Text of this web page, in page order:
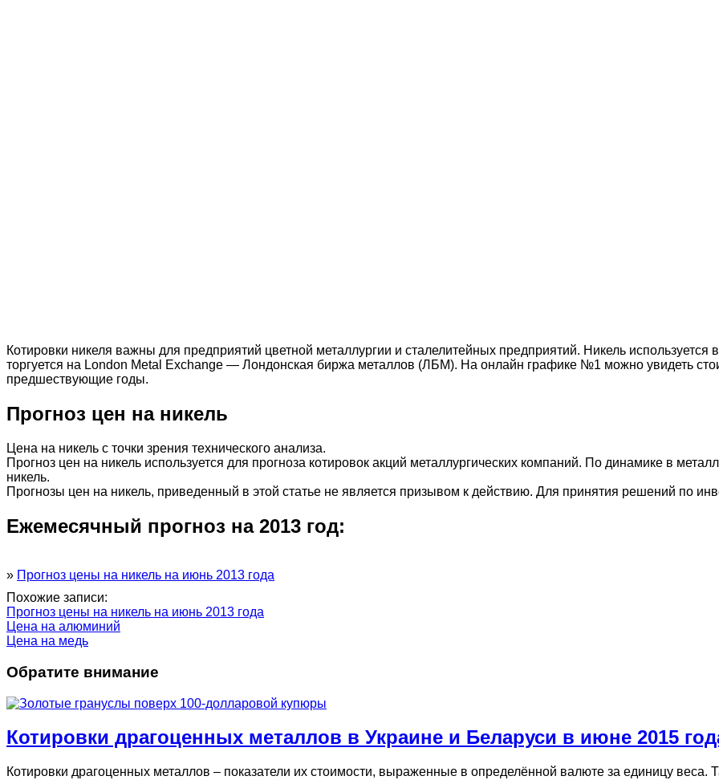
Котировки никеля важны для предприятий цветной металлургии и сталелитейных предприятий. Никель
торгуется на London Metal Exchange — Лондонская биржа металлов (ЛБМ). На онлайн графике №1 можно увидеть
предшествующие годы.
Прогноз цен на никель
Цена на никель с точки зрения технического анализа.
Прогноз цен на никель используется для прогноза котировок акций металлургических компаний. По динамике в
никель.
Прогнозы цен на никель, приведенный в этой статье не является призывом к действию. Для принятия решений по
Ежемесячный прогноз на 2013 год:
» Прогноз цены на никель на июнь 2013 года
Похожие записи:
Прогноз цены на никель на июнь 2013 года
Цена на алюминий
Цена на медь
Обратите внимание
Котировки драгоценных металлов в Украине и Беларуси в июне 2015
Котировки драгоценных металлов – показатели их стоимости, выраженные в определённой валюте за единицу веса.